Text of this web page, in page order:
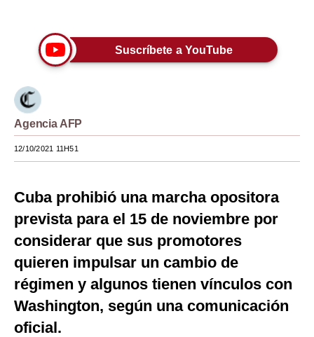
Moda
Mundo
México
Internacional
Tecnología
Club del Suscriptor
Mix
G de Gestión
Suscríbete a YouTube
Agencia AFP
12/10/2021 11H51
Cuba prohibió una marcha opositora
prevista para el 15 de noviembre por
considerar que sus promotores
quieren impulsar un cambio de
régimen y algunos tienen vínculos con
Washington, según una comunicación
oficial.